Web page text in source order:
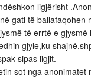
ligjërisht
gati të ballafaqohen
të errtë e
gjyle,ku
sipas ligjit.
sot nga anonimatet